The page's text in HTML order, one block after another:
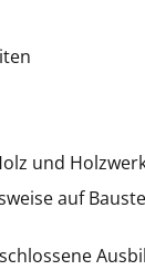
und
auf